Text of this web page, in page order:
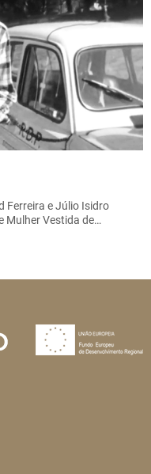
Ferreira e Júlio Isidro
Mulher Vestida de…